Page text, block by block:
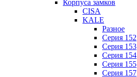
Корпуса замков
CISA
KALE
Разное
Серия 152
Серия 153
Серия 154
Серия 155
Серия 157